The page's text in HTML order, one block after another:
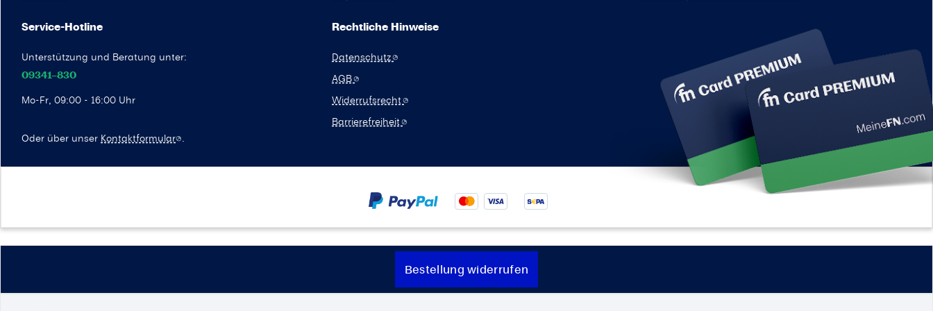
Service-Hotline
Unterstützung und Beratung unter:
09341–830
Mo-Fr, 09:00 - 16:00 Uhr
Oder über unser Kontaktformular .
Rechtliche Hinweise
Datenschutz
AGB
Widerrufsrecht
Barrierefreiheit
Bestellung widerrufen